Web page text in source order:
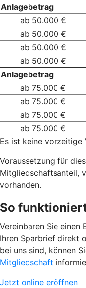
Anlagebetrag
ab 50.000 €
ab 50.000 €
ab 50.000 €
ab 50.000 €
Anlagebetrag
ab 75.000 €
ab 75.000 €
ab 75.000 €
ab 75.000 €
Es ist keine vorzeitige
Voraussetzung für
Mitgliedschaftsanteil,
vorhanden.
So
Vereinbaren Sie einen
Ihren Sparbrief direkt
bei uns sind, können
Mitgliedschaft
Jetzt online eröffnen